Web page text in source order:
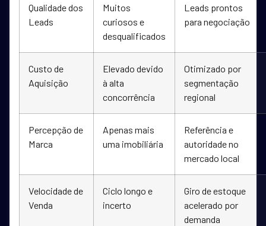
Qualidade dos
Leads
Muitos
curiosos e
desqualificados
Leads prontos
para negociação
Custo de
Aquisição
Elevado devido
à alta
concorrência
Otimizado por
segmentação
regional
Percepção de
Marca
Apenas mais
uma imobiliária
Referência e
autoridade no
mercado local
Velocidade de
Venda
Ciclo longo e
incerto
Giro de estoque
acelerado por
demanda